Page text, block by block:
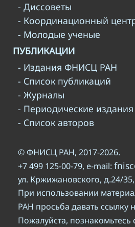
- Диссоветы
- Координационный
- Молодые ученые
ПУБЛИКАЦИИ
- Издания ФНИСЦ РАН
- Список публикаций
- Журналы
- Периодические издания
- Список авторов
© ФНИСЦ РАН, 2017-2026.
+7 499 125-00-79, e-mail:
ул. Кржижановского, д.24/
При использовании
РАН просьба давать ссылку
Пожалуйста, познакомьтесь